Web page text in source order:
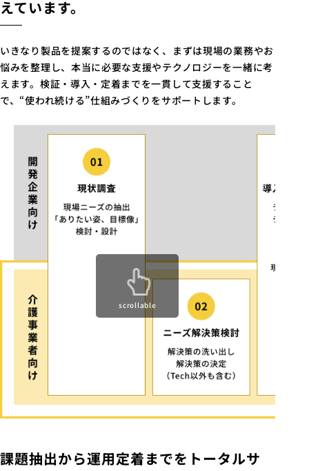
えています。
いきなり製品を提案するのではなく、まずは現場の業務やお
悩みを整理し、本当に必要な支援やテクノロジーを一緒に考
えます。検証・導入・定着までを一貫して支援すること
で、“使われ続ける”仕組みづくりをサポートします。
scrollable
課題抽出から運用定着までをトータルサ